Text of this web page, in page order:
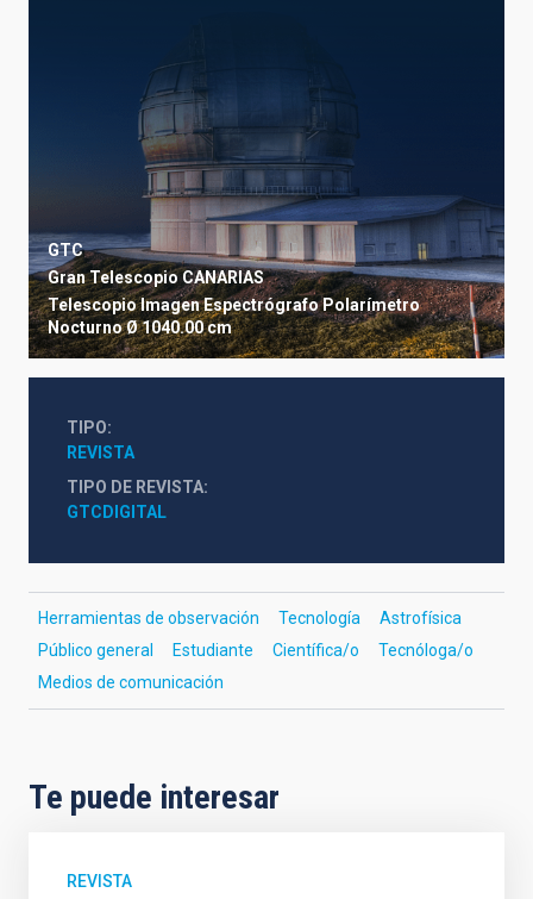
GTC
Gran Telescopio CANARIAS
TelescopioImagenEspectrógrafoPolarímetro
NocturnoØ 1040.00 cm
TIPO
REVISTA
TIPO DE REVISTA
GTCDIGITAL
Herramientas de observación Tecnología
Astrofísica
Público general
Estudiante Científica/o
Tecnóloga/o
Medios de comunicación
Te puede interesar
REVISTA